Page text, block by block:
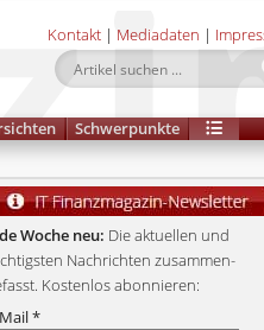
Kontakt | Mediadaten |
Schwerpunkte
Woche neu: Die aktuellen und
Nachrichten zusammen­
Kostenlos abonnieren:
*